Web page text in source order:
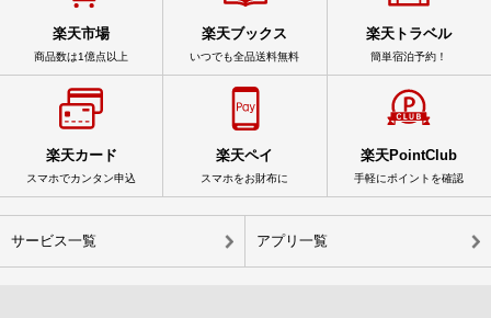
楽天市場
商品数は1億点以上
楽天ブックス
いつでも全品送料無料
楽天トラベル
簡単宿泊予約！
楽天カード
スマホでカンタン申込
楽天ペイ
スマホをお財布に
楽天PointClub
手軽にポイントを確認
サービス一覧 アプリ一覧